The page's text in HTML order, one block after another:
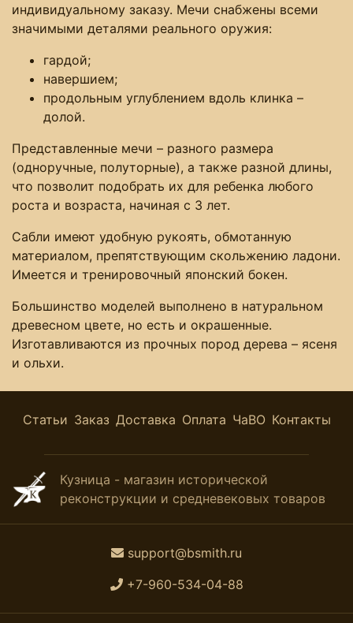
индивидуальному заказу. Мечи снабжены всеми
значимыми деталями реального оружия:
гардой;
навершием;
продольным углублением вдоль клинка ­–
долой.
Представленные мечи – разного размера
(одноручные, полуторные), а также разной длины,
что позволит подобрать их для ребенка любого
роста и возраста, начиная с 3 лет.
Сабли имеют удобную рукоять, обмотанную
материалом, препятствующим скольжению ладони.
Имеется и тренировочный японский бокен.
Большинство моделей выполнено в натуральном
древесном цвете, но есть и окрашенные.
Изготавливаются из прочных пород дерева – ясеня
и ольхи.
Статьи Заказ Доставка Оплата ЧаВО Контакты
Кузница - магазин исторической
реконструкции и средневековых товаров
support@bsmith.ru
+7-960-534-04-88